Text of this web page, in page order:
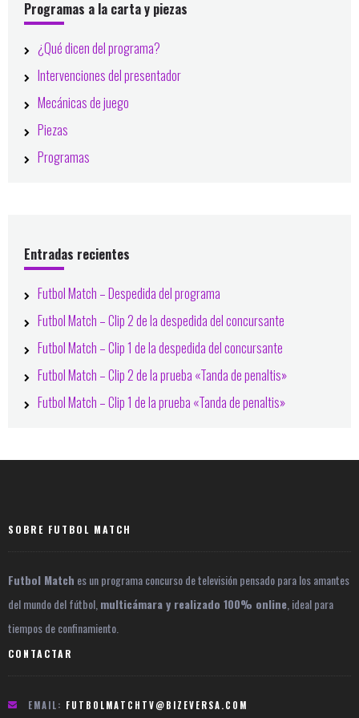
lateral
principal
Programas a la carta y piezas
¿Qué dicen del programa?
Intervenciones del presentador
Mecánicas de juego
Piezas
Programas
Entradas recientes
Futbol Match – Despedida del programa
Futbol Match – Clip 2 de la despedida del concursante
Futbol Match – Clip 1 de la despedida del concursante
Futbol Match – Clip 2 de la prueba «Tanda de penaltis»
Futbol Match – Clip 1 de la prueba «Tanda de penaltis»
SOBRE FUTBOL MATCH
Futbol Match es un programa concurso de televisión pensado para los amantes
del mundo del fútbol, multicámara y realizado 100% online , ideal para
tiempos de confinamiento.
CONTACTAR
EMAIL: FUTBOLMATCHTV@BIZEVERSA.COM